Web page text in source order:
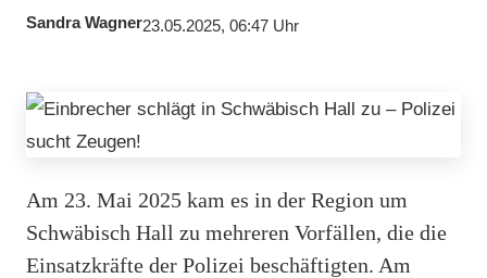
Sandra Wagner23.05.2025, 06:47 Uhr
Am 23. Mai 2025 kam es in der Region um
Schwäbisch Hall zu mehreren Vorfällen, die die
Einsatzkräfte der Polizei beschäftigten. Am